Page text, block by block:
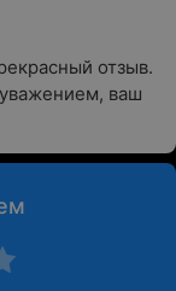
отзыв.
ваш